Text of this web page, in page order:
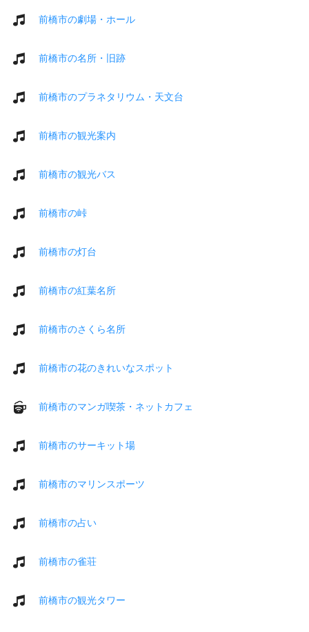
前橋市の劇場・ホール
前橋市の名所・旧跡
前橋市のプラネタリウム・天文台
前橋市の観光案内
前橋市の観光バス
前橋市の峠
前橋市の灯台
前橋市の紅葉名所
前橋市のさくら名所
前橋市の花のきれいなスポット
前橋市のマンガ喫茶・ネットカフェ
前橋市のサーキット場
前橋市のマリンスポーツ
前橋市の占い
前橋市の雀荘
前橋市の観光タワー